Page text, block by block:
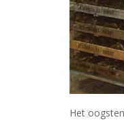
Het